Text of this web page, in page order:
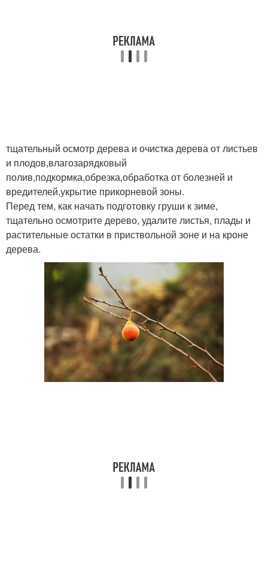
тщательный осмотр дерева и очистка дерева от листьев
и плодов,влагозарядковый
полив,подкормка,обрезка,обработка от болезней и
вредителей,укрытие прикорневой зоны.
Перед тем, как начать подготовку груши к зиме,
тщательно осмотрите дерево, удалите листья, плады и
растительные остатки в приствольной зоне и на кроне
дерева.